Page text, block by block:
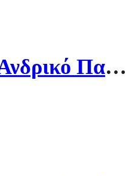
New Balance Ανδρικό Παπούτσι MFCXLC Μάυρο